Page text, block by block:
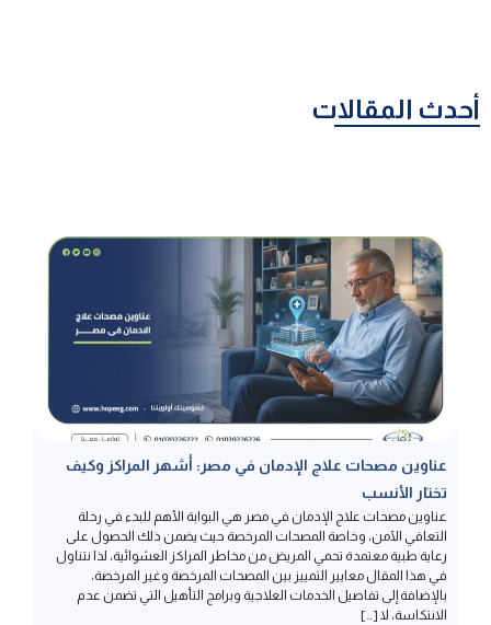
أحدث المقالات
عناوين مصحات علاج الإدمان في مصر: أشهر المراكز وكيف
تختار الأنسب
التعافي الآمن، وخاصة المصحات المرخصة حيث يضمن ذلك الحصول على
رعاية طبية معتمدة تحمي المريض من مخاطر المراكز العشوائية، لذا نتناول
في هذا المقال معايير التمييز بين المصحات المرخصة وغير المرخصة،
بالإضافة إلى تفاصيل الخدمات العلاجية وبرامج التأهيل التي تضمن عدم
الانتكاسة، لا […]
إقرأ المزيد